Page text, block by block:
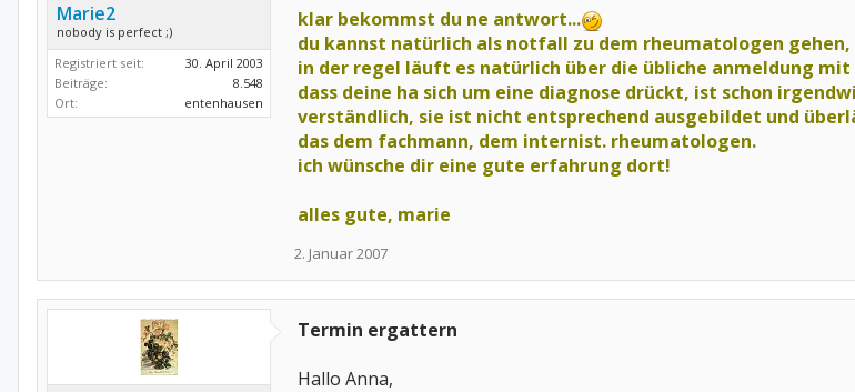
Marie2
nobody is perfect ;)
Registriert seit:
30. April 2003
Beiträge:
8.548
Ort:
entenhausen
klar bekommst du ne antwort...
du kannst natürlich als notfall zu dem rheumatologen gehen,
in der regel läuft es natürlich über die übliche anmeldung
dass deine ha sich um eine diagnose drückt, ist schon
verständlich, sie ist nicht entsprechend ausgebildet und
das dem fachmann, dem internist. rheumatologen.
ich wünsche dir eine gute erfahrung dort!
alles gute, marie
2. Januar 2007
Termin ergattern
Hallo Anna,